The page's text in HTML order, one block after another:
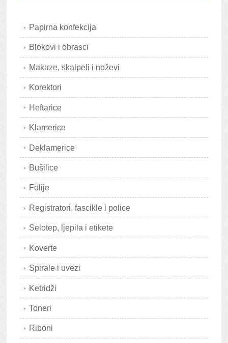
Papirna konfekcija
Blokovi i obrasci
Makaze, skalpeli i noževi
Korektori
Heftarice
Klamerice
Deklamerice
Bušilice
Folije
Registratori, fascikle i police
Selotep, ljepila i etikete
Koverte
Spirale i uvezi
Ketridži
Toneri
Riboni